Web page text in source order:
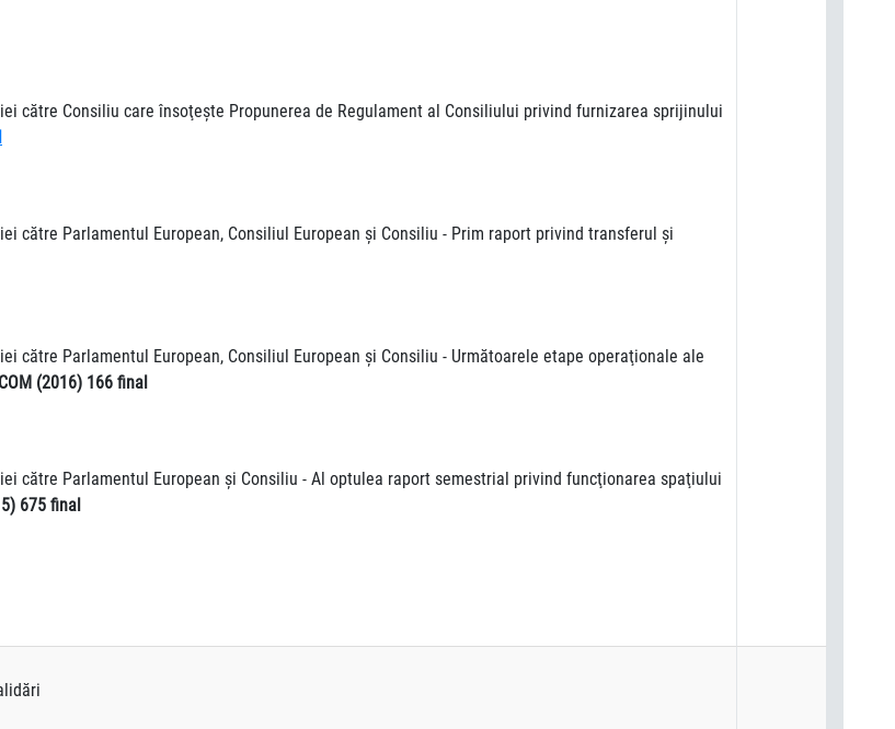
către Consiliu care însoţeşte Propunerea de Regulament al Consiliului privind furnizarea sprijinului
către Parlamentul European, Consiliul European şi Consiliu - Prim raport privind transferul şi
către Parlamentul European, Consiliul European şi Consiliu - Următoarele etape operaţionale ale
COM (2016) 166 final
către Parlamentul European şi Consiliu - Al optulea raport semestrial privind funcţionarea spaţiului
675 final